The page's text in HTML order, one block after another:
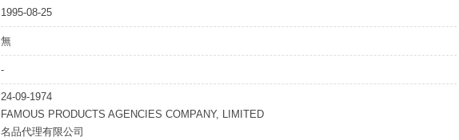
1995-08-25
無
-
24-09-1974
FAMOUS PRODUCTS AGENCIES COMPANY, LIMITED
名品代理有限公司